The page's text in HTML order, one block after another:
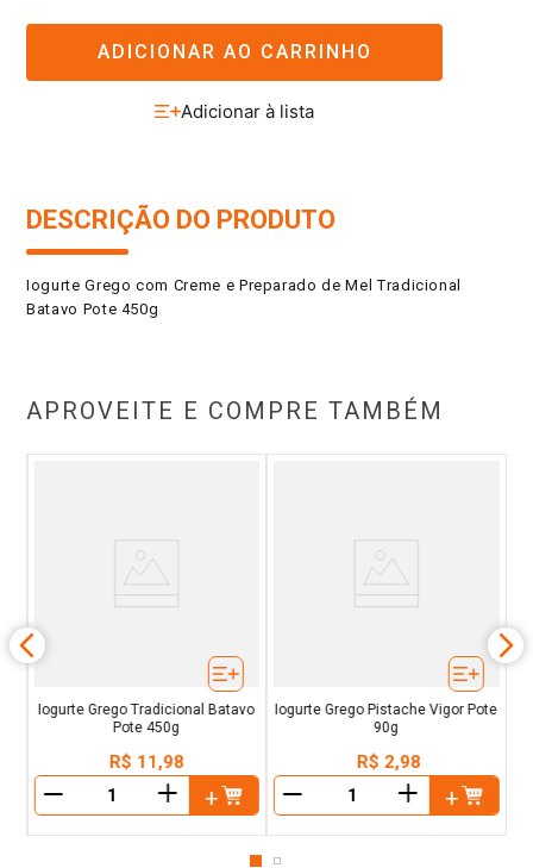
ADICIONAR AO CARRINHO
DESCRIÇÃO DO PRODUTO
Iogurte Grego com Creme e Preparado de Mel Tradicional
Batavo Pote 450g
APROVEITE E COMPRE TAMBÉM
Iogurte Grego Tradicional Batavo
Pote 450g
R$ 11,98
＋
Iogurte Grego Pistache Vigor Pote
90g
R$ 2,98
＋